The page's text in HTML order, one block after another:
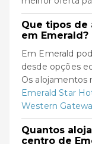
Que tipos de
em Emerald?
Em Emerald
desde opções
Os alojamentos
Emerald Star
Western
Quantos
centro de